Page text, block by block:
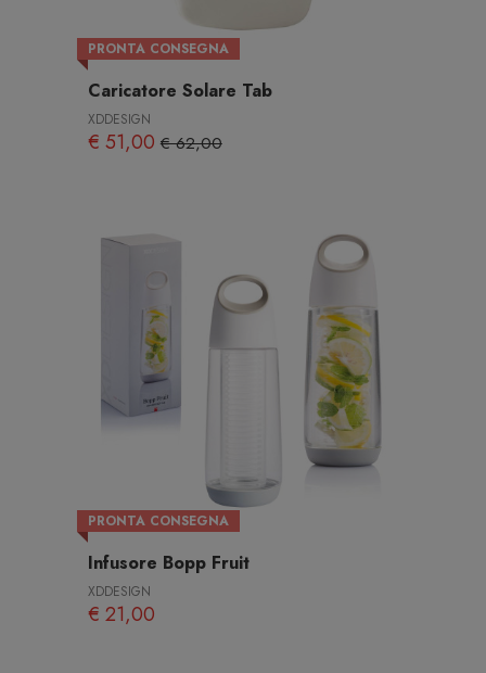
PRONTA CONSEGNA
Caricatore Solare Tab
XDDESIGN
€ 51,00€ 62,00
PRONTA CONSEGNA
Infusore Bopp Fruit
XDDESIGN
€ 21,00